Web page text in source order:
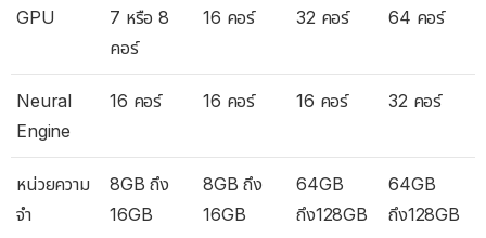
GPU
7 หรือ 8
คอร์
16 คอร์ 32 คอร์ 64 คอร์
Neural
Engine
16 คอร์ 16 คอร์ 16 คอร์ 32 คอร์
หน่วยความ
จำ
8GB ถึง
16GB
8GB ถึง
16GB
64GB
ถึง128GB
64GB
ถึง128GB